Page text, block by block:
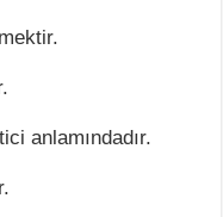
anlamındadır.